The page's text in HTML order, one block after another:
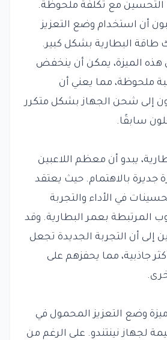
التحسين مع تكلفة ملحوظة.
أن استخدام وضع التعزيز
البطارية بشكل كبير.
هذه الميزة، يمكن أن ينخفض
ملحوظة، مما يعني أن
إلى شحن الجهاز بشكل متكرر
سابقًا.
يبدو أن معظم اللاعبين
جديرة بالاهتمام. حيث يعتقد
في الأداء والتجربة
المرتبطة بعمر البطارية. وقد
إلى أن التجربة الجديدة تجعل
جاذبية، مما يحفزهم على
وضع التعزيز المحمول في
لجهاز نينتندو. على الرغم من